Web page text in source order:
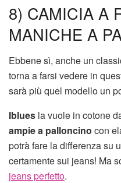
8) CAMICIA A
MANICHE A
Ebbene sì, anche un
torna a farsi vedere in
sarà più quel modello un
Iblues la vuole in cotone
ampie a palloncino con
potrà fare la differenza su
certamente sui jeans! Ma
jeans perfetto.